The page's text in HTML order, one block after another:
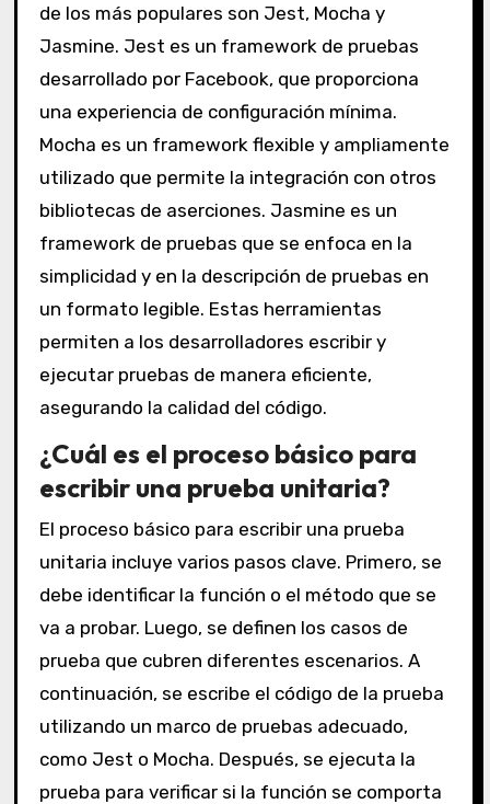
de los más populares son Jest, Mocha y
Jasmine. Jest es un framework de pruebas
desarrollado por Facebook, que proporciona
una experiencia de configuración mínima.
Mocha es un framework flexible y ampliamente
utilizado que permite la integración con otros
bibliotecas de aserciones. Jasmine es un
framework de pruebas que se enfoca en la
simplicidad y en la descripción de pruebas en
un formato legible. Estas herramientas
permiten a los desarrolladores escribir y
ejecutar pruebas de manera eficiente,
asegurando la calidad del código.
¿Cuál es el proceso básico para
escribir una prueba unitaria?
El proceso básico para escribir una prueba
unitaria incluye varios pasos clave. Primero, se
debe identificar la función o el método que se
va a probar. Luego, se definen los casos de
prueba que cubren diferentes escenarios. A
continuación, se escribe el código de la prueba
utilizando un marco de pruebas adecuado,
como Jest o Mocha. Después, se ejecuta la
prueba para verificar si la función se comporta